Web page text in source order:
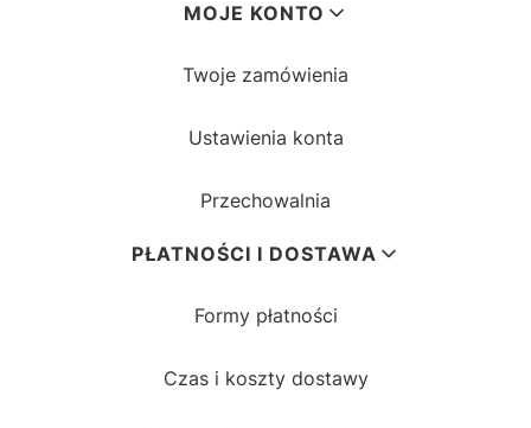
MOJE KONTO
Twoje zamówienia
Ustawienia konta
Przechowalnia
PŁATNOŚCI I DOSTAWA
Formy płatności
Czas i koszty dostawy